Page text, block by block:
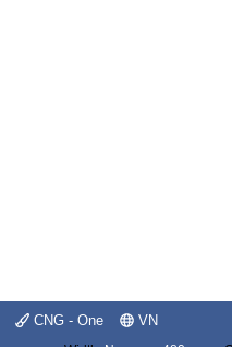
CNG - One VN